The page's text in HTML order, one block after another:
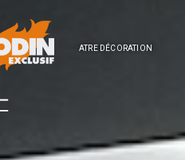
ATRE DÉCORATION